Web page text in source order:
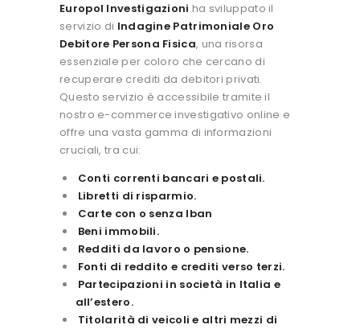
Europol Investigazioni ha sviluppato il
servizio di Indagine Patrimoniale Oro
Debitore Persona Fisica, una risorsa
essenziale per coloro che cercano di
recuperare crediti da debitori privati.
Questo servizio è accessibile tramite il
nostro e-commerce investigativo online e
offre una vasta gamma di informazioni
cruciali, tra cui:
Conti correnti bancari e postali.
Libretti di risparmio.
Carte con o senza Iban
Beni immobili.
Redditi da lavoro o pensione.
Fonti di reddito e crediti verso terzi.
Partecipazioni in società in Italia e
all’estero.
Titolarità di veicoli e altri mezzi di